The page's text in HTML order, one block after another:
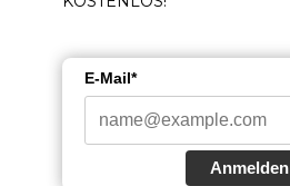
E-Mail*
Anmelden